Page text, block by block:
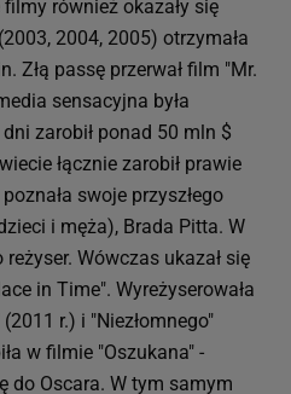
również okazały się
2004, 2005) otrzymała
Złą passę przerwał film "Mr.
sensacyjna była
zarobił ponad 50 mln $
łącznie zarobił prawie
swoje przyszłego
i męża), Brada Pitta. W
Wówczas ukazał się
in Time". Wyreżyserowała
r.) i "Niezłomnego"
w filmie "Oszukana" -
do Oscara. W tym samym